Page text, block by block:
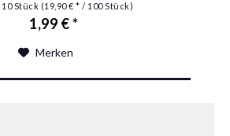
10 Stück (19,90 € * / 100 Stück)
1,99 € *
Merken